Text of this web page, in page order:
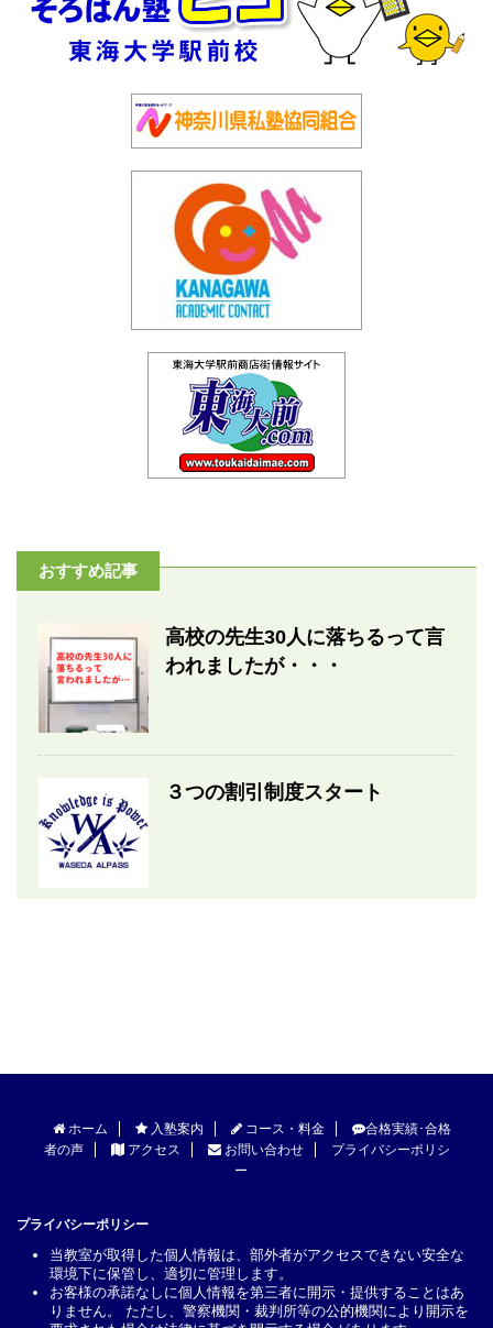
おすすめ記事
高校の先生30人に落ちるって言
われましたが・・・
３つの割引制度スタート
ホーム 入塾案内 コース・料金
合格実績･合格
者の声
アクセス お問い合わせ
プライバシーポリシ
ー
プライバシーポリシー
当教室が取得した個人情報は、部外者がアクセスできない安全な
環境下に保管し、適切に管理します。
お客様の承諾なしに個人情報を第三者に開示・提供することはあ
りません。 ただし、警察機関・裁判所等の公的機関により開示を